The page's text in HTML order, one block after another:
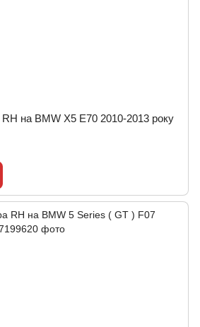
на BMW X5 E70 2010-2013 року